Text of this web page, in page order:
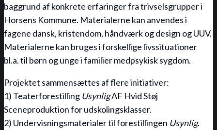
baggrund af konkrete erfaringer fra trivselsgrupper i
Horsens Kommune. Materialerne kan anvendes i
fagene dansk, kristendom, håndværk og design og UUV.
Materialerne kan bruges i forskellige livssituationer
bl.a. til børn og unge i familier medpsykisk sygdom.
Projektet sammensættes af flere initiativer:
1) Teaterforestilling UsynligAF Hvid Støj
Sceneproduktion for udskolingsklasser.
2) Undervisningsmaterialer til forestillingen Usynlig.